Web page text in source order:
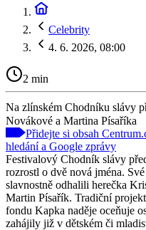
Celebrity
4. 6. 2026, 08:00
2 min
Na zlínském Chodníku slávy
Novákové a Martina Písaříka
Přidejte si obsah
hledání a Google zprávy
Festivalový Chodník slávy
rozrostl o dvě nová jména.
slavnostně odhalili herečka
Martin Písařík. Tradiční
fondu Kapka naděje oceňuje
zahájily již v dětském či